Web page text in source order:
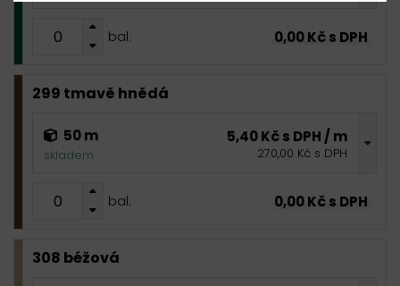
bal. 0,00 Kč s DPH
299 tmavě hnědá
50 m
skladem
5,40 Kč s DPH / m
270,00 Kč s DPH
bal. 0,00 Kč s DPH
308 béžová